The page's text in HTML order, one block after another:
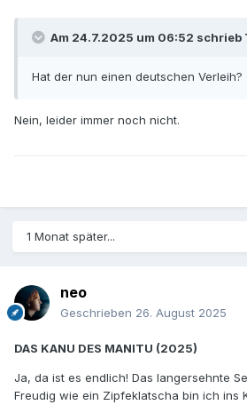
Am 24.7.2025 um 06:52 schrieb
Hat der nun einen deutschen Verleih?
Nein, leider immer noch nicht.
1 Monat später...
neo
Geschrieben 26. August 2025
DAS KANU DES MANITU (2025)
Ja, da ist es endlich! Das langersehnte
Freudig wie ein Zipfeklatscha bin ich ins